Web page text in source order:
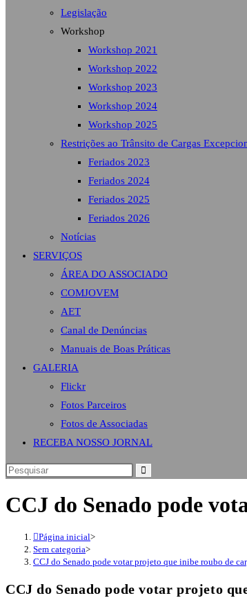
Legislação
Workshop
Workshop 2021
Workshop 2022
Workshop 2023
Workshop 2024
Workshop 2025
Restrições ao Trânsito de Cargas
Feriados 2023
Feriados 2024
Feriados 2025
Feriados 2026
Notícias
SERVIÇOS
ÁREA DO ASSOCIADO
COMJOVEM
AET
Canal de Denúncias
Manuais de Boas Práticas
GALERIA
Flickr
Fotos Parceiros
Fotos de Associadas
RECEBA NOSSO JORNAL
CCJ do Senado pode
Página inicial>
Sem categoria>
CCJ do Senado pode votar projeto que inibe roubo de
CCJ do Senado pode votar projeto